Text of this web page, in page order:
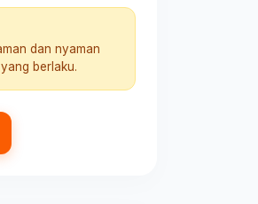
dan nyaman
berlaku.